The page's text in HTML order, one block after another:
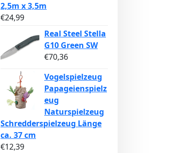
2,5m x 3,5m
€24,99
Real Steel Stella
G10 Green SW
€70,36
Vogelspielzeug
Papageienspielz
eug
Naturspielzeug
Schredderspielzeug Länge
ca. 37 cm
€12,39